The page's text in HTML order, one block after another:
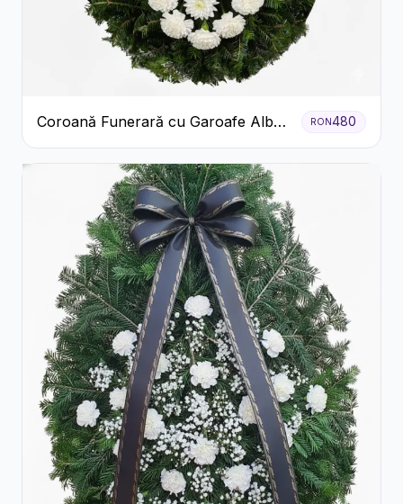
Coroană Funerară cu Garoafe Albe
și Crizanteme
RON480